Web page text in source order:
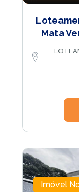
Mata
Imóvel